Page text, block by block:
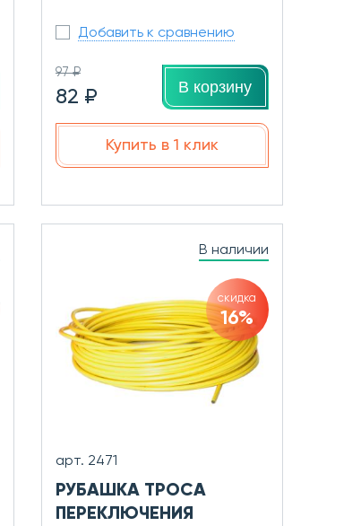
Добавить к сравнению
97 ₽
82 ₽ В корзину
Купить в 1 клик
В наличии
скидка
16%
арт. 2471
РУБАШКА ТРОСА
ПЕРЕКЛЮЧЕНИЯ